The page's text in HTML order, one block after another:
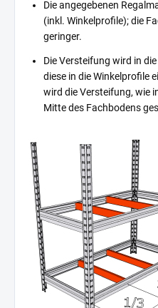
Die angegebenen
(inkl. Winkelprofile); die
geringer.
Die Versteifung wird in
diese in die Winkelprofile
wird die Versteifung, wie
Mitte des Fachbodens